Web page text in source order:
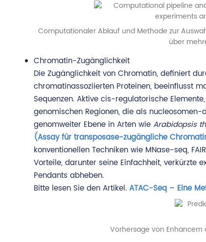
Computationaler Ablauf und Methode zur
über
Chromatin-Zugänglichkeit
Die Zugänglichkeit von Chromatin, definiert
chromatinassoziierten Proteinen, beeinflusst
Sequenzen. Aktive cis-regulatorische
genomischen Regionen, die als nucleosomen-
genomweiter Ebene in Arten wie Arabidopsis
(Assay für transposase-zugängliche
konventionellen Techniken wie MNase-seq,
Vorteile, darunter seine Einfachheit, verkürzte
Pendants abheben.
Bitte lesen Sie den Artikel. ATAC-Seq – Eine
Vorhersage von